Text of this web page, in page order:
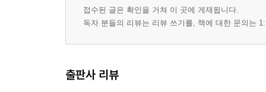
접수된 글은 확인을 거쳐 이 곳에 게재됩니다.
독자 분들의 리뷰는 리뷰 쓰기를, 책에 대한 문의는
출판사 리뷰